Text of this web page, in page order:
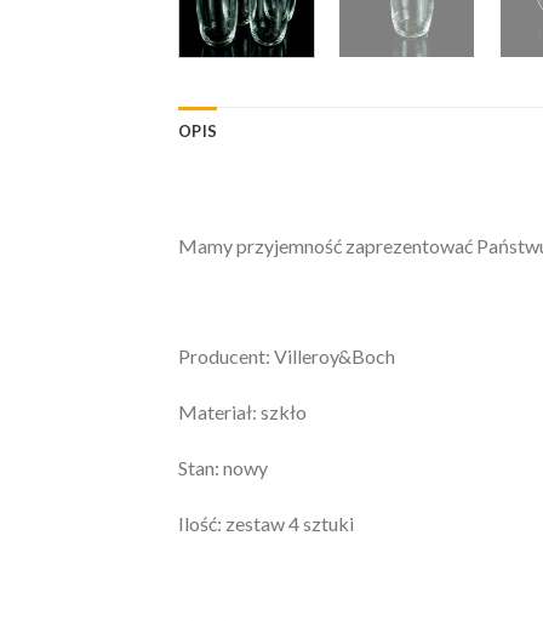
OPIS
Mamy przyjemność zaprezentować
Producent: Villeroy&Boch
Materiał: szkło
Stan: nowy
Ilość: zestaw 4 sztuki